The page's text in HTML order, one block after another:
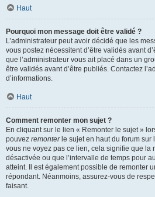
Haut
Pourquoi mon message doit être validé ?
L’administrateur peut avoir décidé que les
vous postez nécessitent d’être validés avant
que l’administrateur vous ait placé dans un
être validés avant d’être publiés. Contactez
d’informations.
Haut
Comment remonter mon sujet ?
En cliquant sur le lien « Remonter le sujet »
pouvez remonterle sujet en haut du forum sur
vous ne voyez pas ce lien, cela signifie que la
désactivée ou que l’intervalle de temps pour
atteint. Il est également possible de remonter
répondant. Néanmoins, assurez-vous de
faisant.